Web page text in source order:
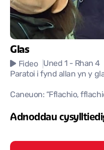
Glas
Fideo Uned 1 - Rhan 4
Paratoi i fynd allan yn y
Caneuon: “Fflachio,
Adnoddau